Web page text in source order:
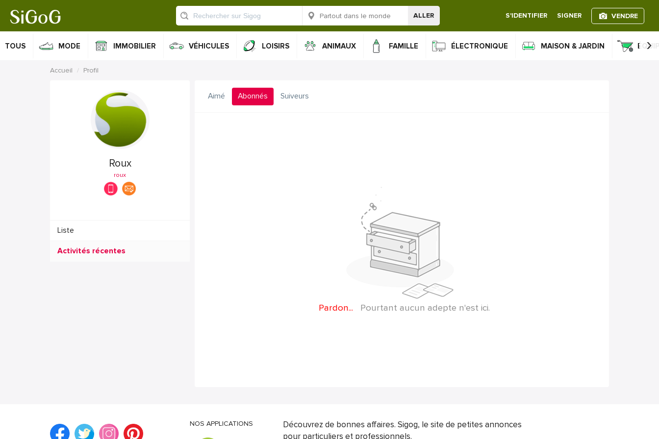
ALLER S'IDENTIFIER SIGNER VENDRE
TOUS MODE IMMOBILIER VÉHICULES LOISIRS ANIMAUX FAMILLE ÉLECTRONIQUE MAISON & JARDIN ›
Accueil Profil
Roux
roux
Liste
Activités récentes
Aimé Abonnés Suiveurs
Pardon... Pourtant aucun adepte n'est ici.
NOS APPLICATIONS
Découvrez de bonnes affaires. Sigog, le site de petites annonces
pour particuliers et professionnels.